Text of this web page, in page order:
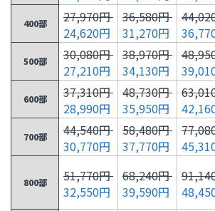
400部
27,970円
24,620円
36,580円
31,270円
500部
30,080円
27,210円
38,970円
34,130円
600部
37,310円
28,990円
48,730円
35,950円
700部
44,540円
30,770円
58,480円
37,770円
800部
51,770円
32,550円
68,240円
39,590円